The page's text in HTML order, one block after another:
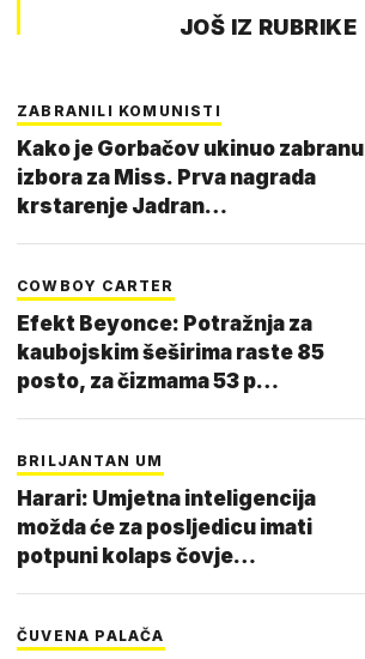
JOŠ IZ RUBRIKE
ZABRANILI KOMUNISTI
Kako je Gorbačov ukinuo zabranu
izbora za Miss. Prva nagrada
krstarenje Jadran…
COWBOY CARTER
Efekt Beyonce: Potražnja za
kaubojskim šeširima raste 85
posto, za čizmama 53 p…
BRILJANTAN UM
Harari: Umjetna inteligencija
možda će za posljedicu imati
potpuni kolaps čovje…
ČUVENA PALAČA